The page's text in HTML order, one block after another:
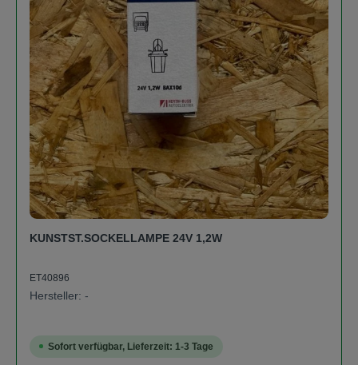
KUNSTST.SOCKELLAMPE 24V 1,2W
ET40896
Hersteller: -
Sofort verfügbar, Lieferzeit: 1-3 Tage